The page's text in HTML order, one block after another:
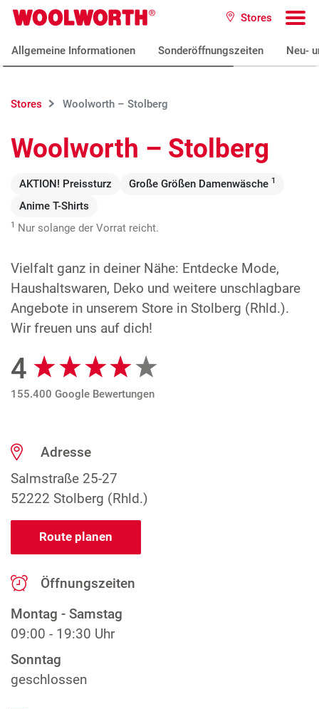
Zum Hauptinhalt
Woolworth GmbH Stores
Allgemeine Informationen Sonderöffnungszeiten Neu-
Stores Woolworth – Stolberg
Woolworth – Stolberg
AKTION! Preissturz Große Größen Damenwäsche 1
Anime T-Shirts
1 Nur solange der Vorrat reicht.
Vielfalt ganz in deiner Nähe: Entdecke Mode,
Haushaltswaren, Deko und weitere unschlagbare
Angebote in unserem Store in Stolberg (Rhld.).
Wir freuen uns auf dich!
Google Bewertungen
4
155.400 Google Bewertungen
Adresse
Salmstraße 25-27
52222 Stolberg (Rhld.)
Route planen
Öffnungszeiten
Montag - Samstag
09:00 - 19:30 Uhr
Sonntag
geschlossen